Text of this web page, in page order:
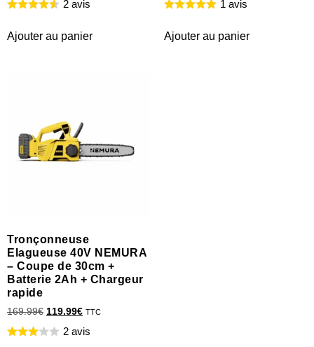
2 avis
Ajouter au panier
1 avis
Ajouter au panier
Tronçonneuse
Elagueuse 40V NEMURA
– Coupe de 30cm +
Batterie 2Ah + Chargeur
rapide
169.99€ 119.99€ TTC
2 avis